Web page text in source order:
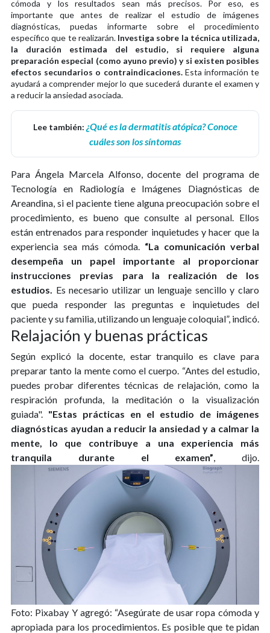
cómoda y los resultados sean más precisos. Por eso, es
importante que antes de realizar el estudio de imágenes
diagnósticas, puedas informarte sobre el procedimiento
específico que te realizarán. Investiga sobre la técnica utilizada,
la duración estimada del estudio, si requiere alguna
preparación especial (como ayuno previo) y si existen posibles
efectos secundarios o contraindicaciones.Esta información te
ayudará a comprender mejor lo que sucederá durante el examen y
a reducir la ansiedad asociada.
Lee también: ¿Qué es la dermatitis atópica? Conoce
cuáles son los síntomas
Para Ángela Marcela Alfonso, docente del programa de
Tecnología en Radiología e Imágenes Diagnósticas de
Areandina, si el paciente tiene alguna preocupación sobre el
procedimiento, es bueno que consulte al personal. Ellos
están entrenados para responder inquietudes y hacer que la
experiencia sea más cómoda. “La comunicación verbal
desempeña un papel importante al proporcionar
instrucciones previas para la realización de los
estudios. Es necesario utilizar un lenguaje sencillo y claro
que pueda responder las preguntas e inquietudes del
paciente y su familia, utilizando un lenguaje coloquial”, indicó.
Relajación y buenas prácticas
Según explicó la docente, estar tranquilo es clave para
preparar tanto la mente como el cuerpo. “Antes del estudio,
puedes probar diferentes técnicas de relajación, como la
respiración profunda, la meditación o la visualización
guiada". "Estas prácticas en el estudio de imágenes
diagnósticas ayudan a reducir la ansiedad y a calmar la
mente, lo que contribuye a una experiencia más
tranquila durante el examen”, dijo.
Foto: Pixabay Y agregó: “Asegúrate de usar ropa cómoda y
apropiada para los procedimientos. Es posible que te pidan